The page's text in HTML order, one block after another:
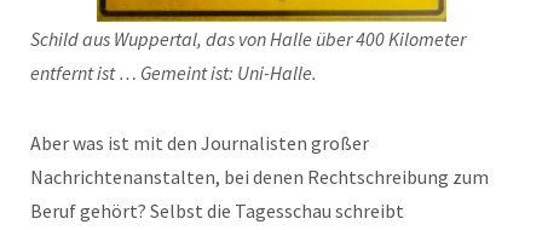
Schild aus Wuppertal, das von Halle über 400 Kilometer
entfernt ist … Gemeint ist: Uni-Halle.
Aber was ist mit den Journalisten großer
Nachrichtenanstalten, bei denen Rechtschreibung zum
Beruf gehört? Selbst die Tagesschau schreibt